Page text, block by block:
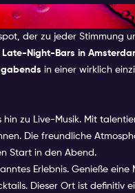
der zu jeder Stimmung
Late-Night-Bars in
in einer wirklich
zu Live-Musik. Mit
Die freundliche
Start in den Abend.
Erlebnis. Genieße eine
Dieser Ort ist definitiv